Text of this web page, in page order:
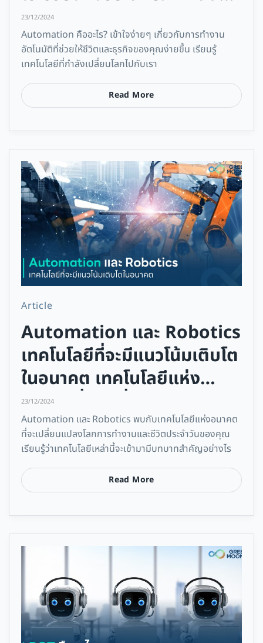
ต้นทุน
23/12/2024
Automation คืออะไร? เข้าใจง่ายๆ เกี่ยวกับการทำงาน
อัตโนมัติที่ช่วยให้ชีวิตและธุรกิจของคุณง่ายขึ้น เรียนรู้
เทคโนโลยีที่กำลังเปลี่ยนโลกไปกับเรา
Read More
Article
Automation และ Robotics
เทคโนโลยีที่จะมีแนวโน้มเติบโต
ในอนาคต เทคโนโลยีแห่ง
อนาคตที่จะเปลี่ยนแปลงโลก
23/12/2024
Automation และ Robotics พบกับเทคโนโลยีแห่งอนาคต
ที่จะเปลี่ยนแปลงโลกการทำงานและชีวิตประจำวันของคุณ
เรียนรู้ว่าเทคโนโลยีเหล่านี้จะเข้ามามีบทบาทสำคัญอย่างไร
Read More